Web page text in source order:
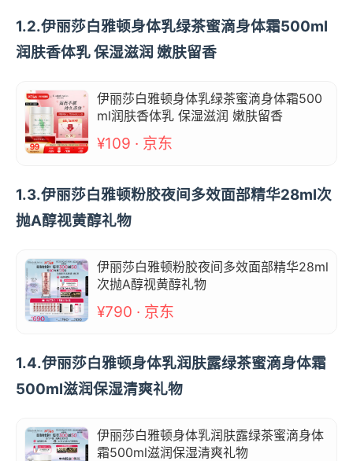
1.2.伊丽莎白雅顿身体乳绿茶蜜滴身体霜500ml
润肤香体乳 保湿滋润 嫩肤留香
伊丽莎白雅顿身体乳绿茶蜜滴身体霜500
ml润肤香体乳 保湿滋润 嫩肤留香
¥109 · 京东
1.3.伊丽莎白雅顿粉胶夜间多效面部精华28ml次
抛A醇视黄醇礼物
伊丽莎白雅顿粉胶夜间多效面部精华28ml
次抛A醇视黄醇礼物
¥790 · 京东
1.4.伊丽莎白雅顿身体乳润肤露绿茶蜜滴身体霜
500ml滋润保湿清爽礼物
伊丽莎白雅顿身体乳润肤露绿茶蜜滴身体
霜500ml滋润保湿清爽礼物